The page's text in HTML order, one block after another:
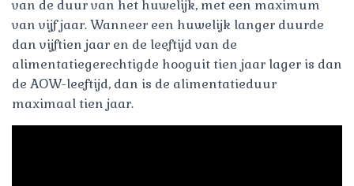
van de duur van het huwelijk, met een maximum
van vijf jaar. Wanneer een huwelijk langer duurde
dan vijftien jaar en de leeftijd van de
alimentatiegerechtigde hooguit tien jaar lager is dan
de AOW-leeftijd, dan is de alimentatieduur
maximaal tien jaar.